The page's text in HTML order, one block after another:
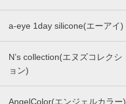
a-eye 1day silicone(エーアイ)
N’s collection(エヌズコレクシ
ョン)
AngelColor(エンジェルカラー)